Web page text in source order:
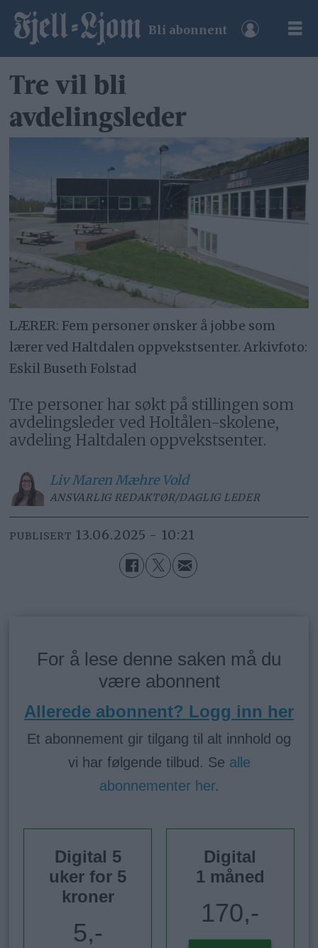
Bli abonnent
Tre vil bli
avdelingsleder
LÆRER: Fem personer ønsker å jobbe som
lærer ved Haltdalen oppvekstsenter. Arkivfoto:
Eskil Buseth Folstad
Tre personer har søkt på stillingen som
avdelingsleder ved Holtålen-skolene,
avdeling Haltdalen oppvekstsenter.
Liv MarenMæhre Vold
ANSVARLIG REDAKTØR/DAGLIG LEDER
PUBLISERT 13.06.2025 - 10:21
For å lese denne saken må du
være abonnent
Allerede abonnent? Logg inn her
Et abonnement gir tilgang til alt innhold og
vi har følgende tilbud. Se alle
abonnementer her.
Digital 5
uker for 5
kroner
5,-
Digital
1 måned
170,-